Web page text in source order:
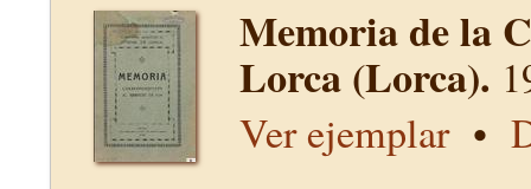
Memoria de la
Lorca (Lorca).
Ver ejemplar•